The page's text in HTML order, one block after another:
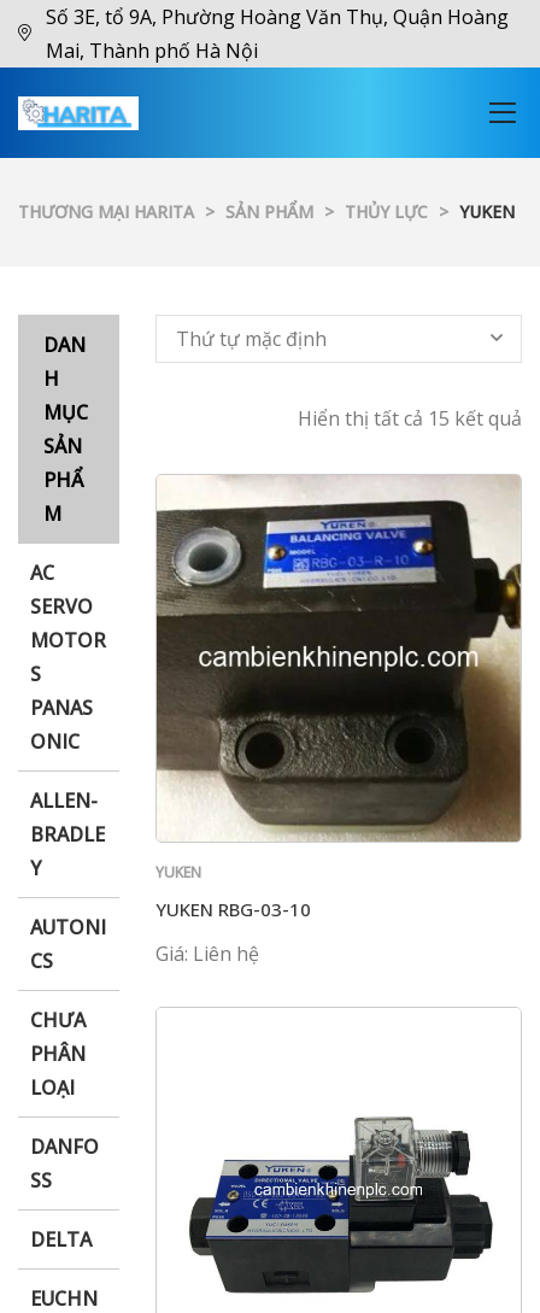
Số 3E, tổ 9A, Phường Hoàng Văn Thụ, Quận Hoàng
Mai, Thành phố Hà Nội
THƯƠNG MẠI HARITA > SẢN PHẨM > THỦY LỰC > YUKEN
DAN
H
MỤC
SẢN
PHẨ
M
AC
SERVO
MOTOR
S
PANAS
ONIC
ALLEN-
BRADLE
Y
AUTONI
CS
CHƯA
PHÂN
LOẠI
DANFO
SS
DELTA
EUCHN
Hiển thị tất cả 15 kết quả
Thứ tự mặc định
YUKEN
YUKEN RBG-03-10
Giá: Liên hệ
XNK